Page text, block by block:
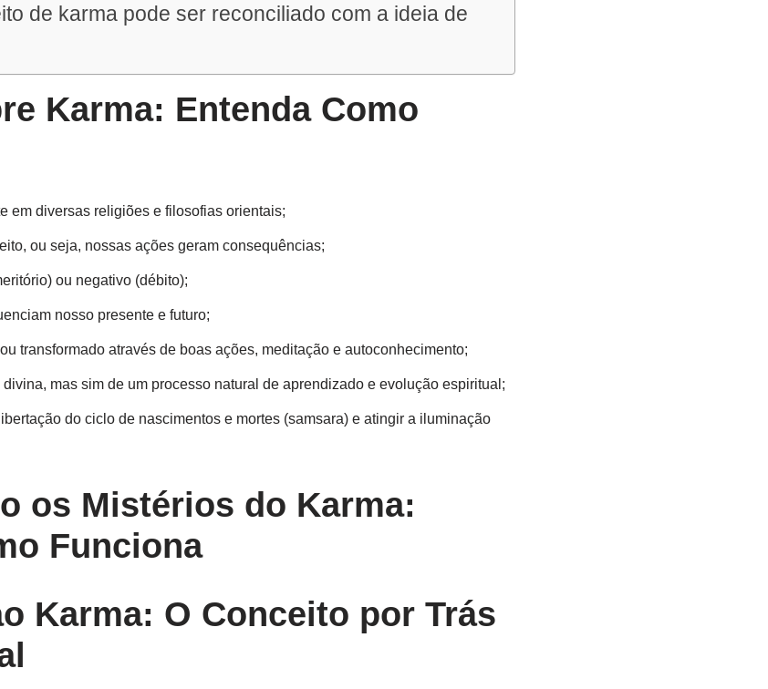
de karma pode ser reconciliado com a ideia de
Karma: Entenda Como
em diversas religiões e filosofias orientais;
ou seja, nossas ações geram consequências;
ou negativo (débito);
nosso presente e futuro;
transformado através de boas ações, meditação e autoconhecimento;
mas sim de um processo natural de aprendizado e evolução espiritual;
do ciclo de nascimentos e mortes (samsara) e atingir a iluminação
os Mistérios do Karma:
Funciona
Karma: O Conceito por Trás